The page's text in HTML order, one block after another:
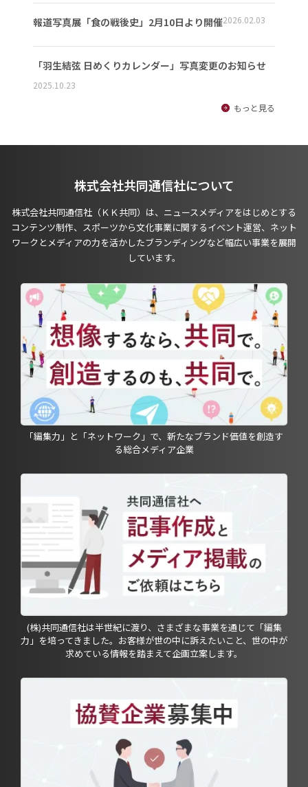
報道写真展「食の戦後史」2月10日より開催2026.02.03
「羽生結弦 日めくりカレンダー」写真変更のお知らせ
2025.10.23
もっと見る
株式会社共同通信社について
株式会社共同通信社（ＫＫ共同）は、ニュースメディアをはじめとする
コンテンツ制作、スポーツから文化事業に関するイベント運営、ネット
ワークとメディアの力を活かしたブランディングなど幅広い事業を展開
しています。
「編集力」と「ネットワーク」で、新たなブランド価値を創造す
る総合メディア企業
(株)共同通信社は半世紀に渡り、さまざまな事業を通じて「編集
力」を培ってきました。お客様が世の中に訴えたいこと、世の中が
求めている情報を踏まえて企画立案します。